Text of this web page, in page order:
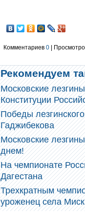
Комментариев 0 |
Рекомендуем
Московские
Конституции
Победы
Гаджибекова
Московские
днем!
На чемпионате
Дагестана
Трехкратным
уроженец села